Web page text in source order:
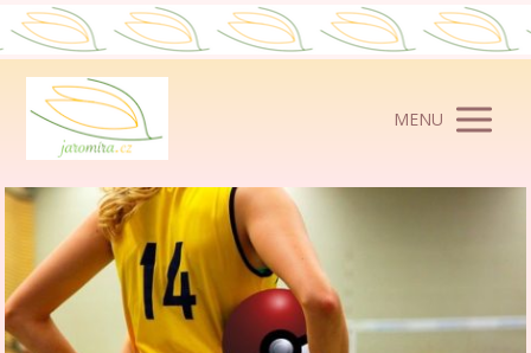
MENU